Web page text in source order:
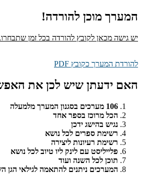
המערך מוכן להורדה!
יש גישה מכאן לקובץ להורדה בכל זמן שתבחרו.
להורדת המערך כקובץ PDF
האם ידעתן שיש לכן את
106 מערכים בסגנון המערך מלמעלה
הכל מרוכז בספר אחד
נגיש בהישג ידכן
רשימת ספרים לכל נושא
רשימת רעיונות ליצירה
פלייליסט עם לינק ליו טיוב לכל נושא
תוכן לכל השנה ועוד
המערכים ניתנים להתאמה לגילאי הגן